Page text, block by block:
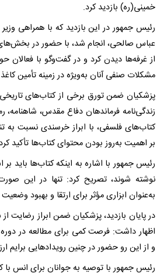
خمینی(ره) بازدید کرد.
رئیس جمهور در این بازدید که با همراهی
عباس صالحی، انجام شد، با حضور در
از غرفه‌ها دیدن کرد و در گفت‌وگو با فعالان
مشکلات صنفی آنان به‌ویژه در زمینه تأمین
پزشکیان ضمن تورق برخی از کتاب‌های تاریخی،
زندگی‌نامه فرماندهان دفاع مقدس، شاهنامه،
کتاب‌های فلسفی، با ابراز خرسندی نسبت به
بر اهمیت به‌روز بودن محتوای کتاب‌ها تأکید
رئیس جمهور با اشاره به اینکه کتاب‌ها باید
نوشته شوند، تصریح کرد: تنها در این
به‌عنوان ابزاری مؤثر برای ارتقا و بهبود
در پایان بازدید، پزشکیان ضمن ابراز رضایت
اظهار داشت: فرصت کمی برای مطالعه در
و از این رو حضور در چنین رویدادهایی برایم
رئیس جمهور با توصیه به جوانان برای انس با